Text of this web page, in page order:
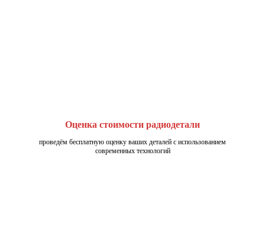
Оценка стоимости радиодетали
проведём бесплатную оценку ваших деталей с использованием
современных технологий